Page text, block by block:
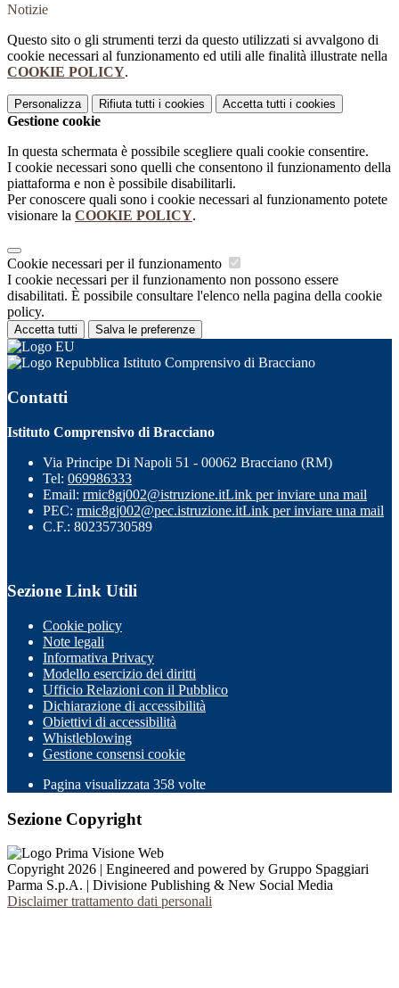
Notizie
Questo sito o gli strumenti terzi da questo utilizzati si avvalgono di
cookie necessari al funzionamento ed utili alle finalità illustrate nella
COOKIE POLICY.
Personalizza Rifiuta tutti i cookies Accetta tutti i cookies
Gestione cookie
In questa schermata è possibile scegliere quali cookie consentire.
I cookie necessari sono quelli che consentono il funzionamento della
piattaforma e non è possibile disabilitarli.
Per conoscere quali sono i cookie necessari al funzionamento potete
visionare la COOKIE POLICY.
Cookie necessari per il funzionamento
I cookie necessari per il funzionamento non possono essere
disabilitati. È possibile consultare l'elenco nella pagina della cookie
policy.
Accetta tutti Salva le preferenze
Istituto Comprensivo di Bracciano
Contatti
Istituto Comprensivo di Bracciano
Via Principe Di Napoli 51 - 00062 Bracciano (RM)
Tel: 069986333
Email: rmic8gj002@istruzione.itLink per inviare una mail
PEC: rmic8gj002@pec.istruzione.itLink per inviare una mail
C.F.: 80235730589
Sezione Link Utili
Cookie policy
Note legali
Informativa Privacy
Modello esercizio dei diritti
Ufficio Relazioni con il Pubblico
Dichiarazione di accessibilità
Obiettivi di accessibilità
Whistleblowing
Gestione consensi cookie
Pagina visualizzata 358 volte
Sezione Copyright
Copyright 2026 | Engineered and powered by Gruppo Spaggiari
Parma S.p.A. | Divisione Publishing & New Social Media
Disclaimer trattamento dati personali